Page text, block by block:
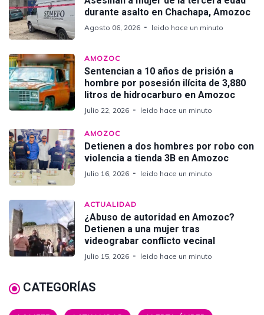
durante asalto en Chachapa, Amozoc
Agosto 06, 2026 leido hace un minuto
AMOZOC
Sentencian a 10 años de prisión a
hombre por posesión ilícita de 3,880
litros de hidrocarburo en Amozoc
Julio 22, 2026 leido hace un minuto
AMOZOC
Detienen a dos hombres por robo con
violencia a tienda 3B en Amozoc
Julio 16, 2026 leido hace un minuto
ACTUALIDAD
¿Abuso de autoridad en Amozoc?
Detienen a una mujer tras
videograbar conflicto vecinal
Julio 15, 2026 leido hace un minuto
CATEGORÍAS